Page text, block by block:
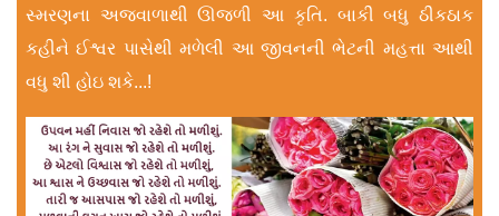
સ્મરણના અજવાળાથી ઊજળી આ કૃતિ. બાકી બધુ ઠીકઠાક
કહીને ઈશ્વર પાસેથી મળેલી આ જીવનની ભેટની મહત્તા આથી
વધુ શી હોઇ શકે...!